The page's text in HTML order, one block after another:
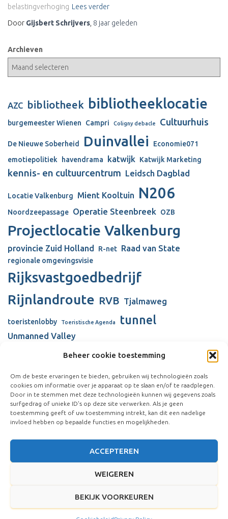
Beheer cookie toestemming
Om de beste ervaringen te bieden, gebruiken wij technologieën zoals
cookies om informatie over je apparaat op te slaan en/of te raadplegen.
Door in te stemmen met deze technologieën kunnen wij gegevens zoals
surfgedrag of unieke ID's op deze site verwerken. Als je geen
toestemming geeft of uw toestemming intrekt, kan dit een nadelige
invloed hebben op bepaalde functies en mogelijkheden.
ACCEPTEREN
WEIGEREN
BEKIJK VOORKEUREN
belastingverhoging Lees verder
Door Gijsbert Schrijvers 8 jaar geleden
Archieven
AZC bibliotheek bibliotheeklocatie
burgemeester Wienen Campri Coligny debacle Cultuurhuis
De Nieuwe Soberheid Duinvallei
Economie071
emotiepolitiek
havendrama katwijk Katwijk Marketing
kennis- en cultuurcentrum Leidsch Dagblad
Locatie Valkenburg Mient Kooltuin N206
Noordzeepassage Operatie Steenbreek OZB
Projectlocatie Valkenburg
provincie Zuid Holland R-net Raad van State
regionale omgevingsvisie
Rijksvastgoedbedrijf
Rijnlandroute RVB Tjalmaweg
toeristenlobby Toeristische Agenda tunnel
Unmanned Valley
Unmanned Valley Valkenburg
Valkenburg Valkenburgse Meer Valkenhorst
verbouw gemeentehuis Visserijschool
Vliegkamp Valkenburg Vliegveld Valkenburg Wienen-tijdperk
windmolens
Hestia | Ontwikkeld doorThemeIsle